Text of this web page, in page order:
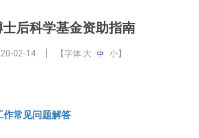
后科学基金资助指南
02-14 【字体:大 中 小】
作常见问题解答